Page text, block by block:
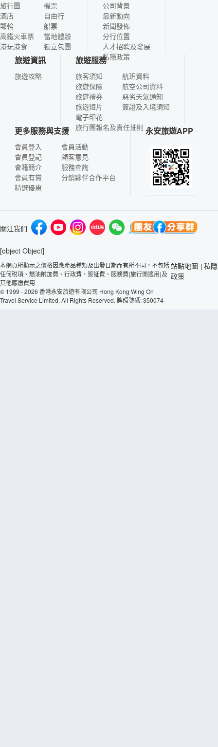
旅行團
酒店
郵輪
高鐵火車票
港玩港食
機票
自由行
船票
當地體驗
獨立包團
公司背景
最新動向
新聞發佈
分行位置
人才招聘及發展
私隱政策
旅遊資訊
旅遊攻略
旅遊服務
旅客須知
旅遊保險
旅遊禮券
旅遊短片
電子印花
航班資料
航空公司資料
惡劣天氣通知
簽證及入境須知
旅行團報名及責任細則
更多服務與支援
會員登入
會員登記
會籍簡介
會員有賞
精選優惠
會員活動
顧客意見
服務查詢
分銷夥伴合作平台
永安旅遊APP
關注我們
[object Object]
本網頁所顯示之價格因應產品種類及出發日期而有所不同，不包括
任何稅項、燃油附加費、行政費、簽証費、服務費(旅行團適用)及
其他應繳費用
© 1999 - 2026 香港永安旅遊有限公司 Hong Kong Wing On
Travel Service Limited. All Rights Reserved. 牌照號碼: 350074
站點地圖 | 私隱
政策